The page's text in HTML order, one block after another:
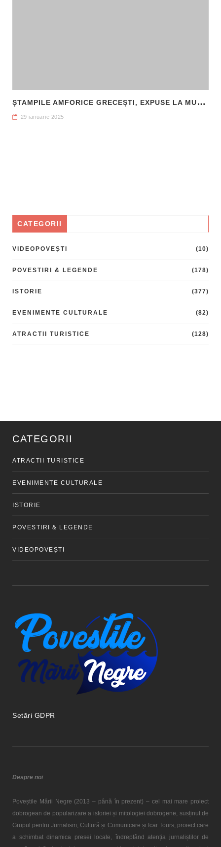
Ș
TAMPILE AMFORICE GRECEȘTI, EXPUSE LA MUZEUL DE ARHEOLOGIE CALLATIS MANGALIA
29 ianuarie 2025
CATEGORII
VIDEOPOVEȘTI (10)
POVESTIRI & LEGENDE (178)
ISTORIE (377)
EVENIMENTE CULTURALE (82)
ATRACTII TURISTICE (128)
CATEGORII
ATRACTII TURISTICE
EVENIMENTE CULTURALE
ISTORIE
POVESTIRI & LEGENDE
VIDEOPOVEȘTI
Setări GDPR
Despre noi
Poveștile Mării Negre (2013 – până în prezent) – cel mai mare proiect
dobrogean de popularizare a istoriei și mitologiei dobrogene, susținut de
Grupul pentru Jurnalism, Cultură și Comunicare și Icar Tours, proiect care
a schimbat dinamica presei locale, îndreptând atenția jurnaliștilor de